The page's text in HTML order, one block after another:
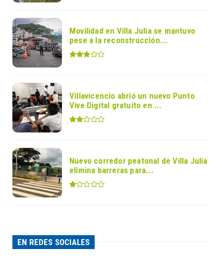
Movilidad en Villa Julia se mantuvo
pese a la reconstrucción...
Villavicencio abrió un nuevo Punto
Vive Digital gratuito en ...
Nuevo corredor peatonal de Villa Julia
elimina barreras para...
EN REDES SOCIALES